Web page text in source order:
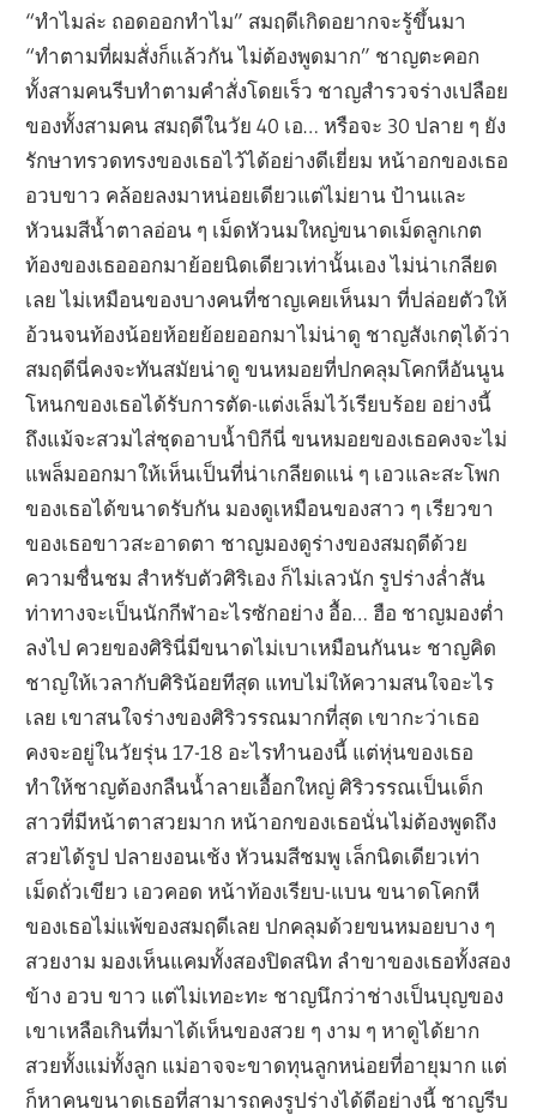
“ทำไมล่ะ ถอดออกทำไม” สมฤดีเกิดอยากจะรู้ขึ้นมา
“ทำตามที่ผมสั่งก็แล้วกัน ไม่ต้องพูดมาก” ชาญตะคอก
ทั้งสามคนรีบทำตามคำสั่งโดยเร็ว ชาญสำรวจร่างเปลือย
ของทั้งสามคน สมฤดีในวัย 40 เอ… หรือจะ 30 ปลาย ๆ ยัง
รักษาทรวดทรงของเธอไว้ได้อย่างดีเยี่ยม หน้าอกของเธอ
อวบขาว คล้อยลงมาหน่อยเดียวแต่ไม่ยาน ป้านและ
หัวนมสีน้ำตาลอ่อน ๆ เม็ดหัวนมใหญ่ขนาดเม็ดลูกเกต
ท้องของเธอออกมาย้อยนิดเดียวเท่านั้นเอง ไม่น่าเกลียด
เลย ไม่เหมือนของบางคนที่ชาญเคยเห็นมา ที่ปล่อยตัวให้
อ้วนจนท้องน้อยห้อยย้อยออกมาไม่น่าดู ชาญสังเกตุได้ว่า
สมฤดีนี่คงจะทันสมัยน่าดู ขนหมอยที่ปกคลุมโคกหีอันนูน
โหนกของเธอได้รับการตัด-แต่งเล็มไว้เรียบร้อย อย่างนี้
ถึงแม้จะสวมไส่ชุดอาบน้ำบิกีนี่ ขนหมอยของเธอคงจะไม่
แพล็มออกมาให้เห็นเป็นที่น่าเกลียดแน่ ๆ เอวและสะโพก
ของเธอได้ขนาดรับกัน มองดูเหมือนของสาว ๆ เรียวขา
ของเธอขาวสะอาดตา ชาญมองดูร่างของสมฤดีด้วย
ความชื่นชม สำหรับตัวศิริเอง ก็ไม่เลวนัก รูปร่างล่ำสัน
ท่าทางจะเป็นนักกีฬาอะไรซักอย่าง อื้อ… ฮือ ชาญมองต่ำ
ลงไป ควยของศิรินี่มีขนาดไม่เบาเหมือนกันนะ ชาญคิด
ชาญให้เวลากับศิริน้อยทีสุด แทบไม่ให้ความสนใจอะไร
เลย เขาสนใจร่างของศิริวรรณมากที่สุด เขากะว่าเธอ
คงจะอยู่ในวัยรุ่น 17-18 อะไรทำนองนี้ แต่หุ่นของเธอ
ทำให้ชาญต้องกลืนน้ำลายเอื้อกใหญ่ ศิริวรรณเป็นเด็ก
สาวที่มีหน้าตาสวยมาก หน้าอกของเธอนั่นไม่ต้องพูดถึง
สวยได้รูป ปลายงอนเช้ง หัวนมสีชมพู เล็กนิดเดียวเท่า
เม็ดถั่วเขียว เอวคอด หน้าท้องเรียบ-แบน ขนาดโคกหี
ของเธอไม่แพ้ของสมฤดีเลย ปกคลุมด้วยขนหมอยบาง ๆ
สวยงาม มองเห็นแคมทั้งสองปิดสนิท ลำขาของเธอทั้งสอง
ข้าง อวบ ขาว แต่ไม่เทอะทะ ชาญนึกว่าช่างเป็นบุญของ
เขาเหลือเกินที่มาได้เห็นของสวย ๆ งาม ๆ หาดูได้ยาก
สวยทั้งแม่ทั้งลูก แม่อาจจะขาดทุนลูกหน่อยที่อายุมาก แต่
ก็หาคนขนาดเธอที่สามารถคงรูปร่างได้ดีอย่างนี้ ชาญรีบ